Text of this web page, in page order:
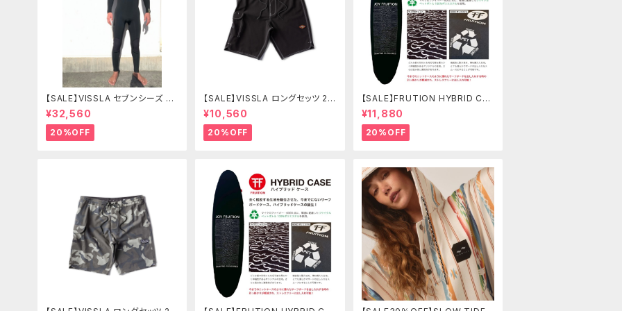
【SALE】VISSLA セブンシーズ コ
ンプ 3-2mm フルチェストジッ
プ SIZE L カラーBL2
¥32,560
20%OFF
【SALE】VISSLA ロングセッツ 21
サーフパンツ 水着 ヴィスラ ボー
ドショーツ
¥10,560
20%OFF
【SALE】FRUTION HYBRID CA
¥11,880
20%OFF